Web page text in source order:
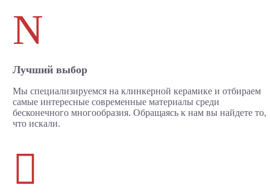
N
Лучший выбор
Мы специализируемся на клинкерной керамике и отбираем
самые интересные современные материалы среди
бесконечного многообразия. Обращаясь к нам вы найдете то,
что искали.
